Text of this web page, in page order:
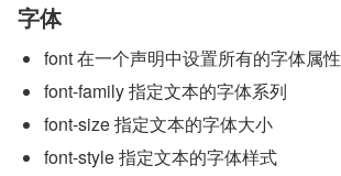
字体
font 在一个声明中设置所有的字体属性
font-family 指定文本的字体系列
font-size 指定文本的字体大小
font-style 指定文本的字体样式